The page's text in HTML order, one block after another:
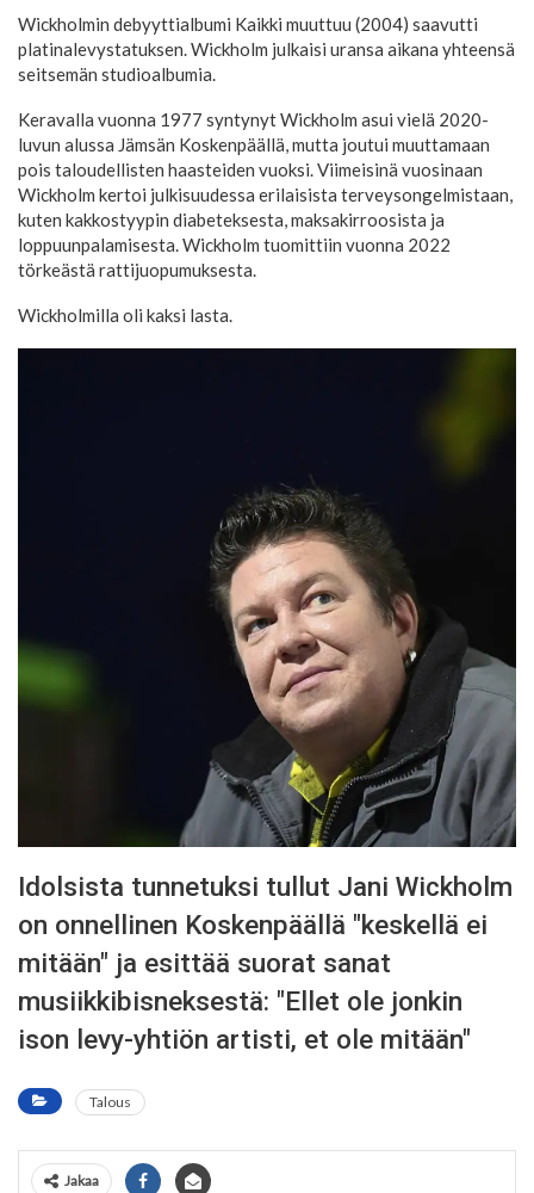
Wickholmin debyyttialbumi Kaikki muuttuu (2004) saavutti
platinalevystatuksen. Wickholm julkaisi uransa aikana yhteensä
seitsemän studioalbumia.
Keravalla vuonna 1977 syntynyt Wickholm asui vielä 2020-
luvun alussa Jämsän Koskenpäällä, mutta joutui muuttamaan
pois taloudellisten haasteiden vuoksi. Viimeisinä vuosinaan
Wickholm kertoi julkisuudessa erilaisista terveysongelmistaan,
kuten kakkostyypin diabeteksesta, maksakirroosista ja
loppuunpalamisesta. Wickholm tuomittiin vuonna 2022
törkeästä rattijuopumuksesta.
Wickholmilla oli kaksi lasta.
Idolsista tunnetuksi tullut Jani Wickholm
on onnellinen Koskenpäällä "keskellä ei
mitään" ja esittää suorat sanat
musiikkibisneksestä: "Ellet ole jonkin
ison levy-yhtiön artisti, et ole mitään"
Talous
Jakaa